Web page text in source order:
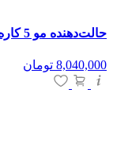
حالت‌دهنده مو 5 کاره سوناشی مدل SHS-2092
8,040,000 تومان